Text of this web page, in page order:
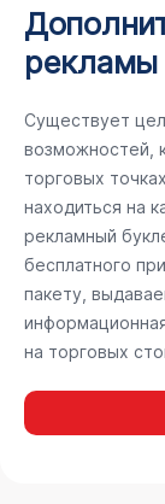
рекламы
Существует
возможностей,
торговых
находиться на
рекламный
бесплатного
пакету,
на торговых